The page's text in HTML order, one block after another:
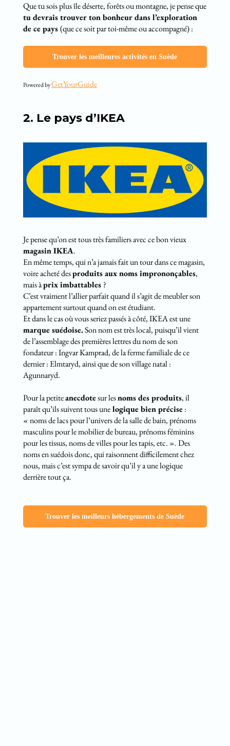
Que tu sois plus île déserte, forêts ou montagne, je pense que
tu devrais trouver ton bonheur dans l’exploration
de ce pays(que ce soit par toi-même ou accompagné) :
Trouver les meilleures activités en Suède
Powered byGetYourGuide
2. Le pays d’IKEA
Je pense qu’on est tous très familiers avec ce bon vieux
magasin IKEA.
En même temps, qui n’a jamais fait un tour dans ce magasin,
voire acheté desproduits aux noms imprononçables,
mais àprix imbattables ?
C’est vraiment l’allier parfait quand il s’agit de meubler son
appartement surtout quand on est étudiant.
Et dans le cas où vous seriez passés à côté, IKEA est une
marque suédoise.Son nom est très local, puisqu’il vient
de l’assemblage des premières lettres du nom de son
fondateur : Ingvar Kamprad, de la ferme familiale de ce
dernier : Elmtaryd, ainsi que de son village natal :
Agunnaryd.
Pour la petiteanecdotesur lesnoms des produits, il
paraît qu’ils suivent tous unelogique bien précise:
« noms de lacs pour l’univers de la salle de bain, prénoms
masculins pour le mobilier de bureau, prénoms féminins
pour les tissus, noms de villes pour les tapis, etc. ». Des
noms en suédois donc, qui raisonnent difficilement chez
nous, mais c’est sympa de savoir qu’il y a une logique
derrière tout ça.
Trouver les meilleurs hébergements de Suède